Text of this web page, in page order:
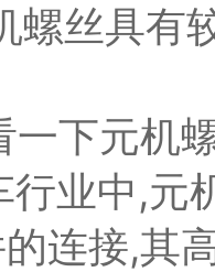
螺丝具有
一下元机
行业中,
连接,其